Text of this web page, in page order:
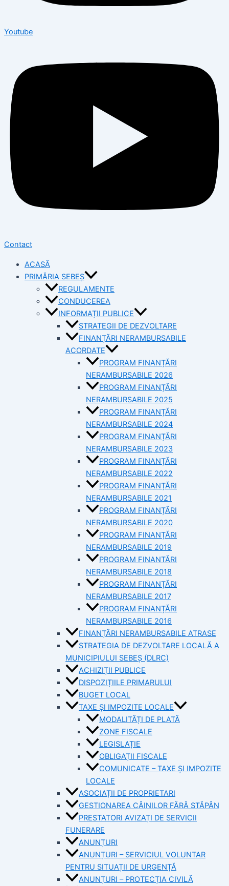
Youtube
Contact
ACASĂ
PRIMĂRIA SEBEȘ
REGULAMENTE
CONDUCEREA
INFORMAȚII PUBLICE
STRATEGII DE DEZVOLTARE
FINANȚĂRI NERAMBURSABILE
ACORDATE
PROGRAM FINANȚĂRI
NERAMBURSABILE 2026
PROGRAM FINANȚĂRI
NERAMBURSABILE 2025
PROGRAM FINANȚĂRI
NERAMBURSABILE 2024
PROGRAM FINANȚĂRI
NERAMBURSABILE 2023
PROGRAM FINANȚĂRI
NERAMBURSABILE 2022
PROGRAM FINANȚĂRI
NERAMBURSABILE 2021
PROGRAM FINANȚĂRI
NERAMBURSABILE 2020
PROGRAM FINANȚĂRI
NERAMBURSABILE 2019
PROGRAM FINANTĂRI
NERAMBURSABILE 2018
PROGRAM FINANȚĂRI
NERAMBURSABILE 2017
PROGRAM FINANȚĂRI
NERAMBURSABILE 2016
FINANȚĂRI NERAMBURSABILE ATRASE
STRATEGIA DE DEZVOLTARE LOCALĂ A
MUNICIPIULUI SEBEȘ (DLRC)
ACHIZIȚII PUBLICE
DISPOZIȚIILE PRIMARULUI
BUGET LOCAL
TAXE ȘI IMPOZITE LOCALE
MODALITĂȚI DE PLATĂ
ZONE FISCALE
LEGISLAȚIE
OBLIGAȚII FISCALE
COMUNICATE – TAXE ȘI IMPOZITE
LOCALE
ASOCIAȚII DE PROPRIETARI
GESTIONAREA CÂINILOR FĂRĂ STĂPÂN
PRESTATORI AVIZAȚI DE SERVICII
FUNERARE
ANUNȚURI
ANUNȚURI – SERVICIUL VOLUNTAR
PENTRU SITUAȚII DE URGENȚĂ
ANUNȚURI – PROTECȚIA CIVILĂ